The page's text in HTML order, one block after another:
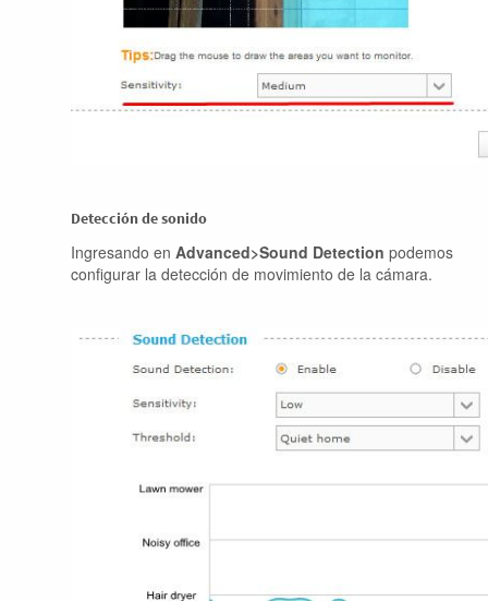
Detección de sonido
Ingresando en Advanced>Sound Detection podemos
configurar la detección de movimiento de la cámara.